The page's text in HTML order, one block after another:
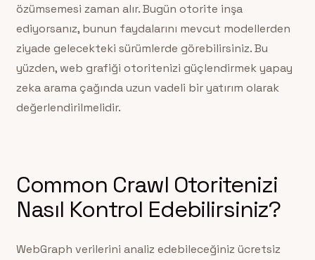
özümsemesi zaman alır. Bugün otorite inşa
ediyorsanız, bunun faydalarını mevcut modellerden
ziyade gelecekteki sürümlerde görebilirsiniz. Bu
yüzden, web grafiği otoritenizi güçlendirmek yapay
zeka arama çağında uzun vadeli bir yatırım olarak
değerlendirilmelidir.
Common Crawl Otoritenizi
Nasıl Kontrol Edebilirsiniz?
WebGraph verilerini analiz edebileceğiniz ücretsiz